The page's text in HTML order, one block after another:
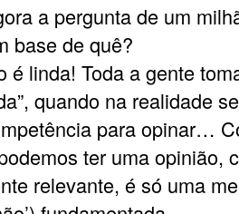
a pergunta de um
base de quê?
é linda! Toda a gente
quando na realidade
para opinar…
ter uma opinião,
relevante, é só uma